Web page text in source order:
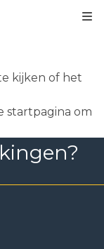
kijken of het
startpagina om